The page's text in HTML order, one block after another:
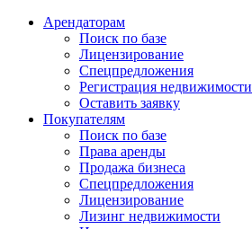
Арендаторам
Поиск по базе
Лицензирование
Спецпредложения
Регистрация недвижимости
Оставить заявку
Покупателям
Поиск по базе
Права аренды
Продажа бизнеса
Спецпредложения
Лицензирование
Лизинг недвижимости